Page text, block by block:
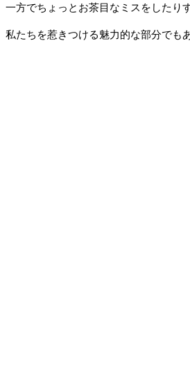
一方でちょっとお茶目なミスをしたり
私たちを惹きつける魅力的な部分でも